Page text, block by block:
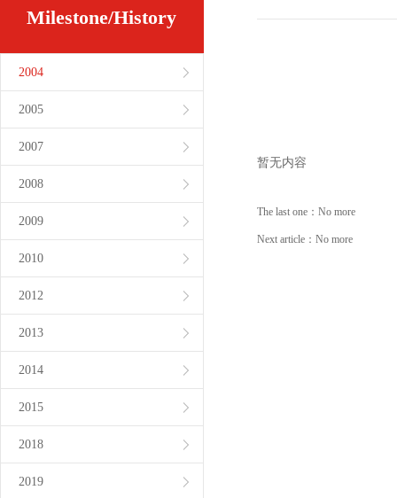
Milestone/History
2004
2005
2007
2008
2009
2010
2012
2013
2014
2015
2018
2019
暂无内容
The last one： No more
Next article： No more